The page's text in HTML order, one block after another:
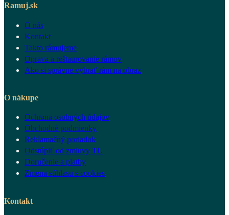
Ramuj.sk
O nás
Kontakt
Takto rámujeme
Oprava a reštaurovanie rámov
Ako si správne vybrať rám na obraz
O nákupe
Ochrana osobných údajov
Obchodné podmienky
Reklamačný poriadok
Odstúpiť od zmluvy TU
Doručenie a platby
Zmena súhlasu s cookies
Kontakt